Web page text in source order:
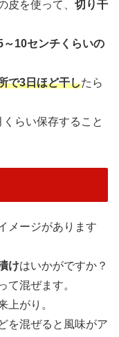
皮を使って、 切り干
～10センチくらいの
で3日ほど干したら
らい保存すること
メージがあります
けはいかがですか？
て混ぜます。
上がり。
を混ぜると風味がア